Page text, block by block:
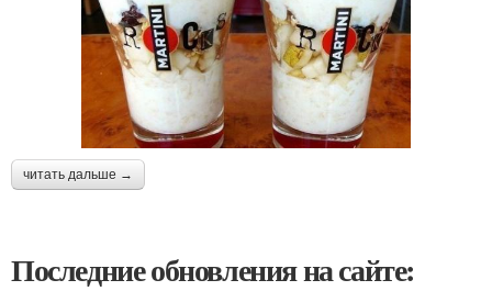
читать дальше →
Последние обновления на сайте: